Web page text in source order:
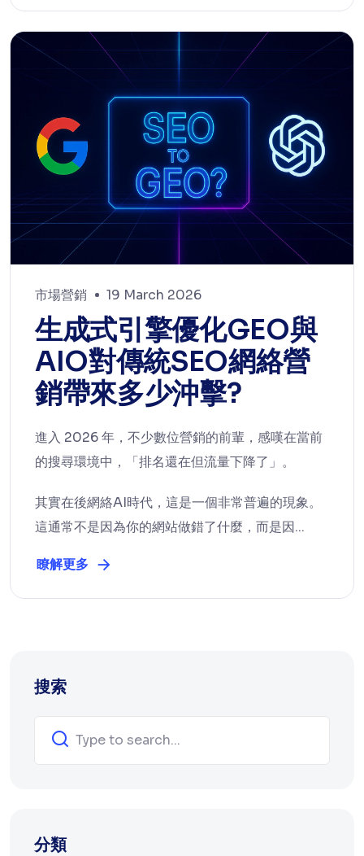
市場營銷 19 March 2026
生成式引擎優化GEO與
AIO對傳統SEO網絡營
銷帶來多少沖擊?
進入 2026 年，不少數位營銷的前輩，感嘆在當前
的搜尋環境中，「排名還在但流量下降了」。
其實在後網絡AI時代，這是一個非常普遍的現象。
這通常不是因為你的網站做錯了什麼，而是因...
瞭解更多
搜索
分類